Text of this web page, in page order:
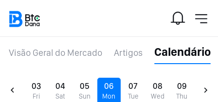
Visão Geral do Mercado Artigos Calendário
03
Fri
04
Sat
05
Sun
06
Mon
07
Tue
08
Wed
09
Thu